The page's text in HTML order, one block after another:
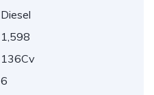
Diesel
1,598
136Cv
6